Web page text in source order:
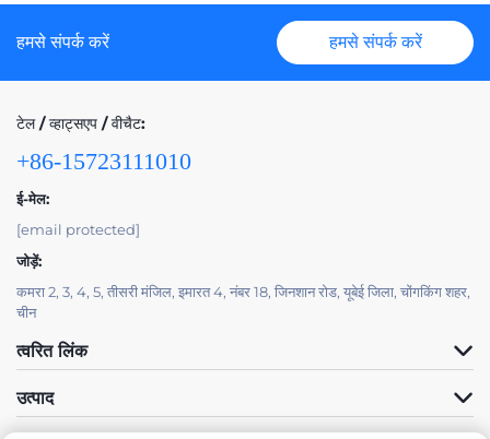
हमसे संपर्क करें हमसे संपर्क करें
टेल / व्हाट्सएप / वीचैट:
+86-15723111010
ई-मेल:
[email protected]
जोड़ें:
कमरा 2, 3, 4, 5, तीसरी मंजिल, इमारत 4, नंबर 18, जिनशान रोड, यूबेई जिला, चोंगकिंग शहर,
चीन
त्वरित लिंक
उत्पाद